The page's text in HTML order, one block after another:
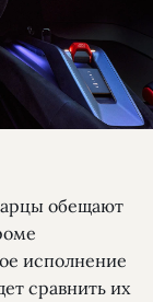
обещают
исполнение
сравнить их